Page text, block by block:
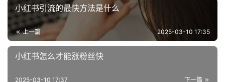
小红书引流的最快方法是什么
上一篇 2025-03-10 17:35
小红书怎么才能涨粉丝快
下一篇
2025-03-10 17:37